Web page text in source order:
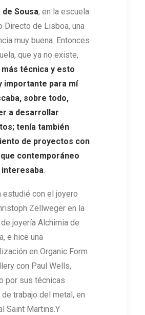
de Sousa, en la escuela
Directo de Lisboa, una
muy buena. Entonces
que ya no existe,
técnica y esto
importante para mí
sobre todo,
a desarrollar
tenía también
de proyectos con
contemporáneo
interesaba.
estudié con el joyero
Zellweger en la
joyería Alchimia de
e hice una
en Organic Form
con Paul Wells,
por sus técnicas
trabajo del metal, en
Saint Martins.Y